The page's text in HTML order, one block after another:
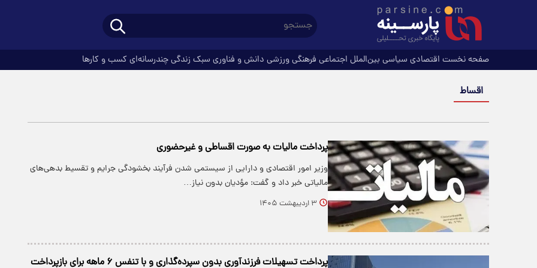
صفحه نخست اقتصادی سیاسی بین‌الملل اجتماعی فرهنگیورزشی دانش و فناوری سبک زندگیچندرسانه‌ای کسب و کارها
اقساط
پرداخت مالیات به صورت اقساطی و غیرحضوری
وزیر امور اقتصادی و دارایی از سیستمی شدن فرآیند بخشودگی جرایم و تقسیط بدهی‌های
مالیاتی خبر داد و گفت: مؤدیان بدون نیاز…
۳ اردیبهشت ۱۴۰۵
پرداخت تسهیلات فرزندآوری بدون سپرده‌گذاری و با تنفس ۶ ماهه برای بازپرداخت